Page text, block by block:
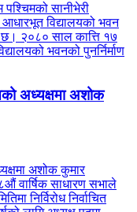
पश्चिमको सानीभेरी
विद्यालयको भवन
छ। २०८० साल कात्ति १७
भवनको पुनर्निर्माण
अध्यक्षमा अशोक
अशोक कुमार
वार्षिक साधारण सभाले
निर्विरोध निर्वाचित